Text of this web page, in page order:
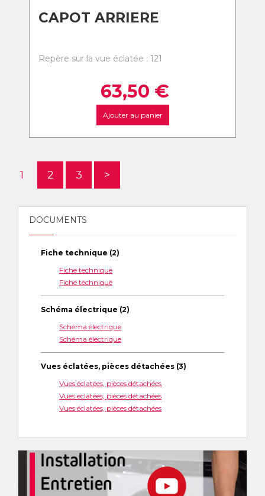
CAPOT ARRIERE
Repère sur la vue éclatée : 121
63,50 €
Ajouter au panier
1 2 3 >
DOCUMENTS
Fiche technique (2)
Fiche technique
Fiche technique
Schéma électrique (2)
Schéma électrique
Schéma électrique
Vues éclatées, pièces détachées (3)
Vues éclatées, pièces détachées
Vues éclatées, pièces détachées
Vues éclatées, pièces détachées